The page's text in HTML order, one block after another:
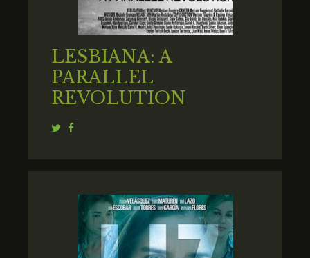
LESBIANA: A
PARALLEL
REVOLUTION
Twitter